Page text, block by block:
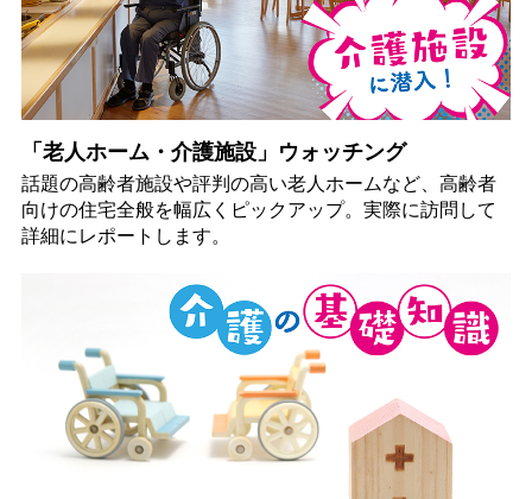
「老人ホーム・介護施設」ウォッチング
話題の高齢者施設や評判の高い老人ホームなど、高齢者
向けの住宅全般を幅広くピックアップ。実際に訪問して
詳細にレポートします。